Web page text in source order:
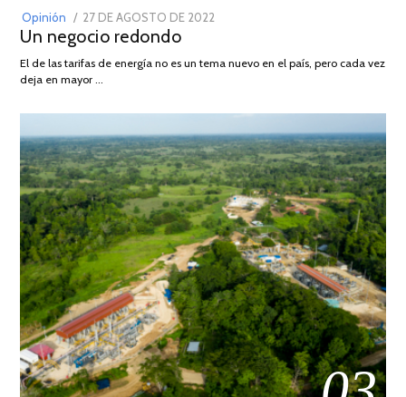
Opinión
POSTED
ON
27 DE AGOSTO DE 2022
DE
Un negocio redondo
El de las tarifas de energía no es un tema nuevo en el país, pero cada vez
deja en mayor …